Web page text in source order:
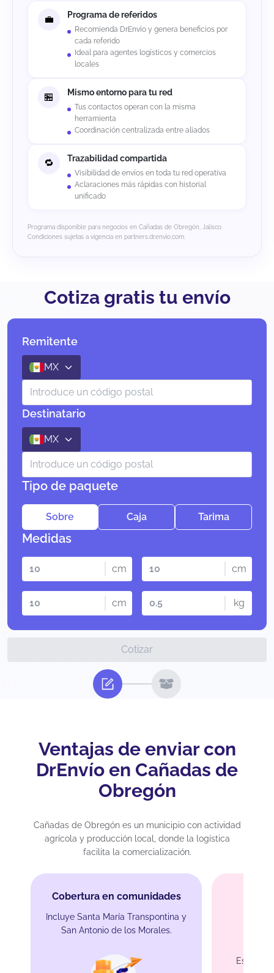
Programa de referidos
Recomienda DrEnvío y genera beneficios por
cada referido
Ideal para agentes logísticos y comercios
locales
Mismo entorno para tu red
Tus contactos operan con la misma
herramienta
Coordinación centralizada entre aliados
Trazabilidad compartida
Visibilidad de envíos en toda tu red operativa
Aclaraciones más rápidas con historial
unificado
Programa disponible para negocios en Cañadas de Obregón, Jalisco.
Condiciones sujetas a vigencia en partners.drenvio.com.
Cotiza gratis tu envío
Remitente
MX
Destinatario
MX
Tipo de paquete
Sobre Caja Tarima
Medidas
cm cm
cm kg
Cotizar
Ventajas de enviar con
DrEnvío en Cañadas de
Obregón
Cañadas de Obregón es un municipio con actividad
agrícola y producción local, donde la logística
facilita la comercialización.
Cobertura en comunidades
Incluye Santa María Transpontina y
San Antonio de los Morales.
Especial